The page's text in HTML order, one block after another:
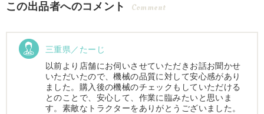
この出品者へのコメント Comment
三重県／たーじ
以前より店舗にお伺いさせていただきお話お聞かせ
いただいたので、機械の品質に対して安心感があり
ました。購入後の機械のチェックもしていただける
とのことで、安心して、作業に臨みたいと思いま
す。素敵なトラクターをありがとうございました。